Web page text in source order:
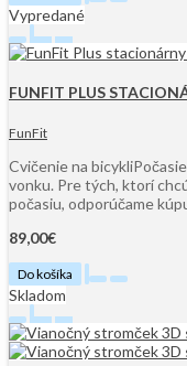
Vypredané
FUNFIT PLUS
FunFit
Cvičenie na
vonku. Pre tých, ktorí
počasiu, odporúčame
89,00€
Do košíka
Skladom